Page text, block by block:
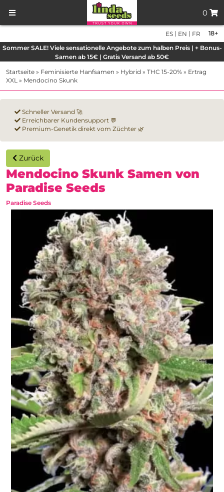
0
18+
ES | EN | FR
Sommer SALE! Viele sensationelle Angebote zum halben Preis | + Bonus-
Samen ab 15€ | Gratis Versand ab 50€
Startseite » Feminisierte Hanfsamen » Hybrid » THC 15-20% » Ertrag
XXL » Mendocino Skunk
Schneller Versand 🚀
Erreichbarer Kundensupport 💬
Premium-Genetik direkt vom Züchter 🌿
Zurück
Mendocino Skunk Samen von
Paradise Seeds
Paradise Seeds